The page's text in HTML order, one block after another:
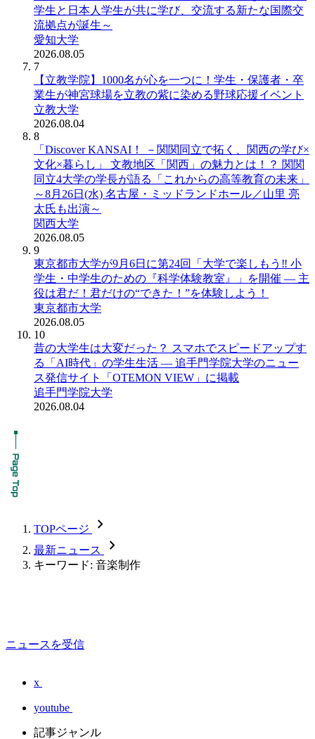
学生と日本人学生が共に学び、交流する新たな国際交
流拠点が誕生～
愛知大学
2026.08.05
7
【立教学院】1000名が心を一つに！学生・保護者・卒
業生が神宮球場を立教の紫に染める野球応援イベント
立教大学
2026.08.04
8
「Discover KANSAI！ －関関同立で拓く、関西の学び×
文化×暮らし」 文教地区「関西」の魅力とは！？ 関関
同立4大学の学長が語る「これからの高等教育の未来」
～8月26日(水) 名古屋・ミッドランドホール／山里 亮
太氏も出演～
関西大学
2026.08.05
9
東京都市大学が9月6日に第24回「大学で楽しもう‼ 小
学生・中学生のための『科学体験教室』」を開催 ― 主
役は君だ！君だけの“できた！”を体験しよう！
東京都市大学
2026.08.05
10
昔の大学生は大変だった？ スマホでスピードアップす
る「AI時代」の学生生活 ― 追手門学院大学のニュー
ス発信サイト「OTEMON VIEW」に掲載
追手門学院大学
2026.08.04
TOPページ chevron_forward
最新ニュース chevron_forward
キーワード: 音楽制作
ニュースを受信
x
youtube
記事ジャンル